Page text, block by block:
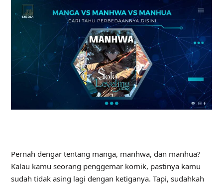
Pernah dengar tentang manga, manhwa, dan manhua?
Kalau kamu seorang penggemar komik, pastinya kamu
sudah tidak asing lagi dengan ketiganya. Tapi, sudahkah